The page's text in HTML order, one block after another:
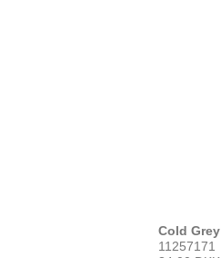
Cold Grey
11257171